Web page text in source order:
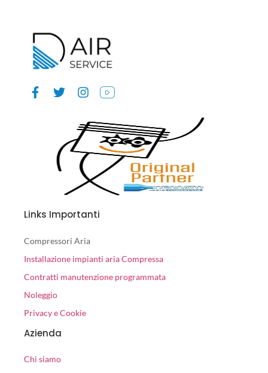
Links Importanti
Compressori Aria
Installazione impianti aria Compressa
Contratti manutenzione programmata
Noleggio
Privacy e Cookie
Azienda
Chi siamo